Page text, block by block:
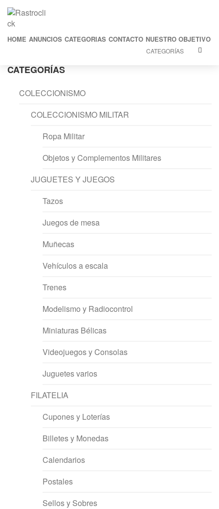
HOME ANUNCIOS CATEGORIAS CONTACTO NUESTRO OBJETIVO
CATEGORÍAS
CATEGORÍAS
COLECCIONISMO
COLECCIONISMO MILITAR
Ropa Militar
Objetos y Complementos Militares
JUGUETES Y JUEGOS
Tazos
Juegos de mesa
Muñecas
Vehículos a escala
Trenes
Modelismo y Radiocontrol
Miniaturas Bélicas
Videojuegos y Consolas
Juguetes varios
FILATELIA
Cupones y Loterías
Billetes y Monedas
Calendarios
Postales
Sellos y Sobres